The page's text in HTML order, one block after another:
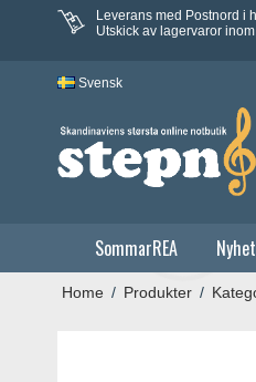
Leverans med Postnord i
Utskick av lagervaror
Svensk
SommarREA
Home / Produkter /